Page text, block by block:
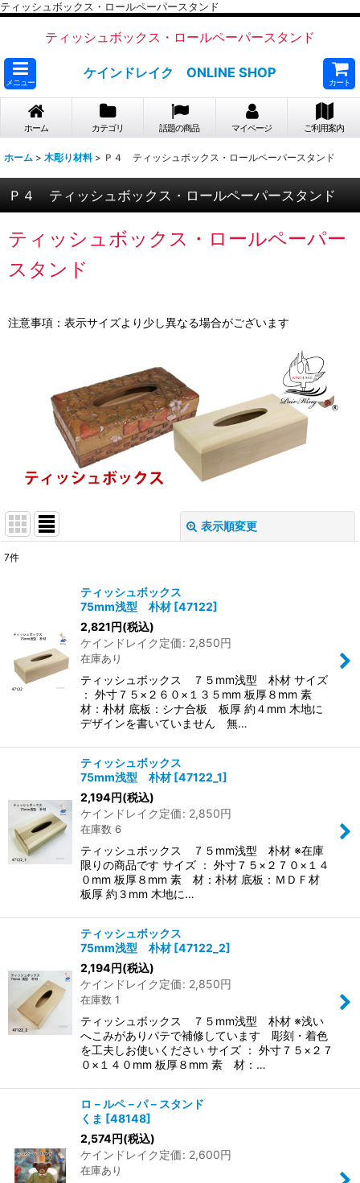
ティッシュボックス・ロールペーパースタンド
ティッシュボックス・ロールペーパースタンド
メニュー
ケインドレイク ONLINE SHOP
カート
ホーム カテゴリ 話題の商品 マイページ ご利用案内
ホーム > 木彫り材料 > Ｐ４ ティッシュボックス・ロールペーパースタンド
Ｐ４ ティッシュボックス・ロールペーパースタンド
ティッシュボックス・ロールペーパー
スタンド
注意事項：表示サイズより少し異なる場合がございます
表示順変更
7件
ティッシュボックス
75mm浅型 朴材 [47122]
2,821円(税込)
ケインドレイク定価: 2,850円
在庫あり
ティッシュボックス ７５mm浅型 朴材 サイズ
： 外寸７５×２６０×１３５mm 板厚８mm 素
材：朴材 底板：シナ合板 板厚 約４mm 木地に
デザインを書いていません 無…
ティッシュボックス
75mm浅型 朴材 [47122_1]
2,194円(税込)
ケインドレイク定価: 2,850円
在庫数 6
ティッシュボックス ７５mm浅型 朴材 ※在庫
限りの商品です サイズ ： 外寸７５×２７０×１４
０mm 板厚８mm 素 材：朴材 底板：ＭＤＦ材
板厚 約３mm 木地に…
ティッシュボックス
75mm浅型 朴材 [47122_2]
2,194円(税込)
ケインドレイク定価: 2,850円
在庫数 1
ティッシュボックス ７５mm浅型 朴材 ※浅い
へこみがありパテで補修しています 彫刻・着色
を工夫しお使いください サイズ ： 外寸７５×２７
０×１４０mm 板厚８mm 素 材：…
ロ－ルペ－パ－スタンド
くま [48148]
2,574円(税込)
ケインドレイク定価: 2,600円
在庫あり